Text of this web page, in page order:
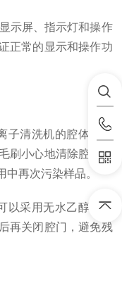
示屏、指示灯和操作
正常的显示和操作功
清洗机的腔体进行
刷小心地清除腔体内
再次污染样品。
采用无水乙醇等有
再关闭腔门，避免残